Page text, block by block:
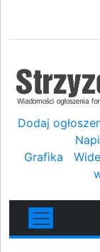
Dodaj
Grafika